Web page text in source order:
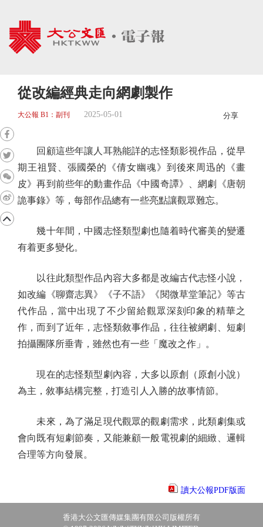
從改編經典走向網劇製作
大公報 B1：副刊 2025-05-01 分享
回顧這些年讓人耳熟能詳的志怪類影視作品，從早
期王祖賢、張國榮的《倩女幽魂》到後來周迅的《畫
皮》再到前些年的動畫作品《中國奇譚》、網劇《唐朝
詭事錄》等，每部作品總有一些亮點讓觀眾難忘。
幾十年間，中國志怪類型劇也隨着時代審美的變遷
有着更多變化。
以往此類型作品內容大多都是改編古代志怪小說，
如改編《聊齋志異》《子不語》《閱微草堂筆記》等古
代作品，當中出現了不少留給觀眾深刻印象的精華之
作，而到了近年，志怪類敘事作品，往往被網劇、短劇
拍攝團隊所垂青，雖然也有一些「魔改之作」。
現在的志怪類型劇內容，大多以原創（原創小說）
為主，敘事結構完整，打造引人入勝的故事情節。
未來，為了滿足現代觀眾的觀劇需求，此類劇集或
會向既有短劇節奏，又能兼顧一般電視劇的細緻、邏輯
合理等方向發展。
讀大公報PDF版面
香港大公文匯傳媒集團有限公司版權所有